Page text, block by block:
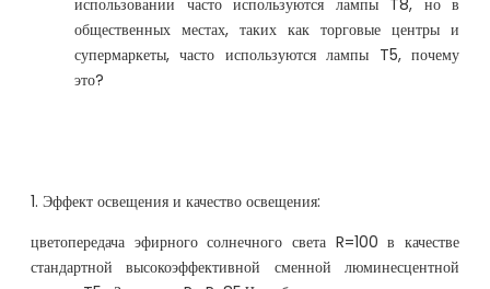
общественных местах, таких как торговые центры и
супермаркеты, часто используются лампы T5, почему
это?
1. Эффект освещения и качество освещения:
цветопередача эфирного солнечного света R=100 в качестве
стандартной высокоэффективной сменной люминесцентной